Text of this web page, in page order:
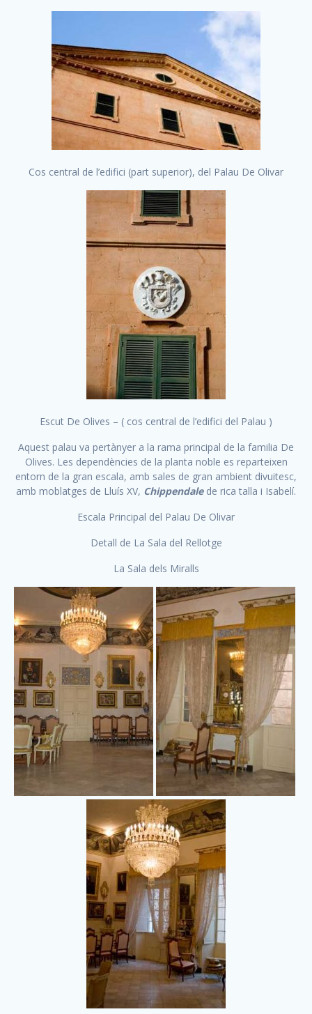
Cos central de l’edifici (part superior), del Palau De Olivar
Escut De Olives – ( cos central de l’edifici del Palau )
Aquest palau va pertànyer a la rama principal de la familia De
Olives. Les dependències de la planta noble es reparteixen
entorn de la gran escala, amb sales de gran ambient divuitesc,
amb moblatges de Lluís XV, Chippendalede rica talla i Isabelí.
Escala Principal del Palau De Olivar
Detall de La Sala del Rellotge
La Sala dels Miralls